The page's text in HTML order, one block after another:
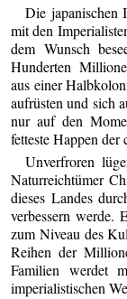
Die japanischen
mit den
dem Wunsch
Hunderten
aus einer
aufrüsten und sich
nur auf den
fetteste Happen
Unverfroren
Naturreichtümer
dieses Landes
verbessern werde.
zum Niveau des
Reihen der
Familien werdet
imperialistischen